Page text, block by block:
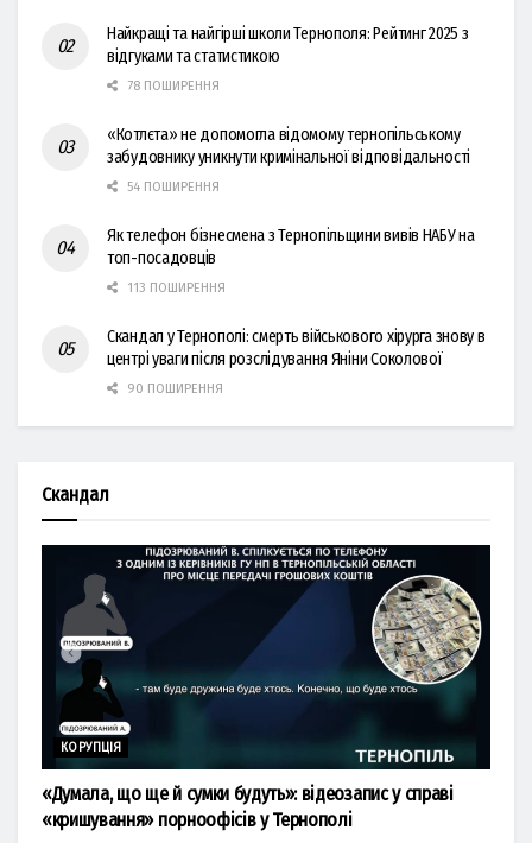
Найкращі та найгірші школи Тернополя: Рейтинг 2025 з
відгуками та статистикою
78 ПОШИРЕННЯ
«Котлєта» не допомогла відомому тернопільському
забудовнику уникнути кримінальної відповідальності
54 ПОШИРЕННЯ
Як телефон бізнесмена з Тернопільщини вивів НАБУ на
топ-посадовців
113 ПОШИРЕННЯ
Скандал у Тернополі: смерть військового хірурга знову в
центрі уваги після розслідування Яніни Соколової
90 ПОШИРЕННЯ
Скандал
КОРУПЦІЯ
«Думала, що ще й сумки будуть»: відеозапис у справі
«кришування» порноофісів у Тернополі